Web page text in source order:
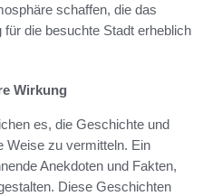
schaffen, die das
die besuchte Stadt erheblich
Wirkung
es, die Geschichte und
Weise zu vermitteln. Ein
Anekdoten und Fakten,
Diese Geschichten